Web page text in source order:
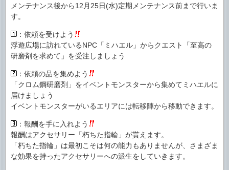
メンテナンス後から12月25日(水)定期メンテナンス前まで行いま
す。
：依頼を受けよう
浮遊広場に訪れているNPC「ミハエル」からクエスト「至高の
研磨剤を求めて」を受注しましょう
：依頼の品を集めよう
「クロム鋼研磨剤」をイベントモンスターから集めてミハエルに
届けましょう
イベントモンスターがいるエリアには転移陣から移動できます。
：報酬を手に入れよう
報酬はアクセサリー「朽ちた指輪」が貰えます。
「朽ちた指輪」は最初こそは何の能力もありませんが、さまざま
な効果を持ったアクセサリーへの派生をしていきます。